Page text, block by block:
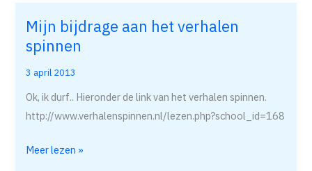
Mijn bijdrage aan het verhalen
spinnen
3 april 2013
Ok, ik durf.. Hieronder de link van het verhalen spinnen.
http://www.verhalenspinnen.nl/lezen.php?school_id=168
Mijn
bijdrage
het
verhalen
spinnen
Meer lezen »